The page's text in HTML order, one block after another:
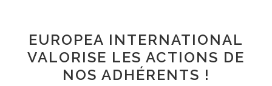
PROJETS EUROPÉENS
NEWS
EUROPEA INTERNATIONAL
VALORISE LES ACTIONS DE
NOS ADHÉRENTS !